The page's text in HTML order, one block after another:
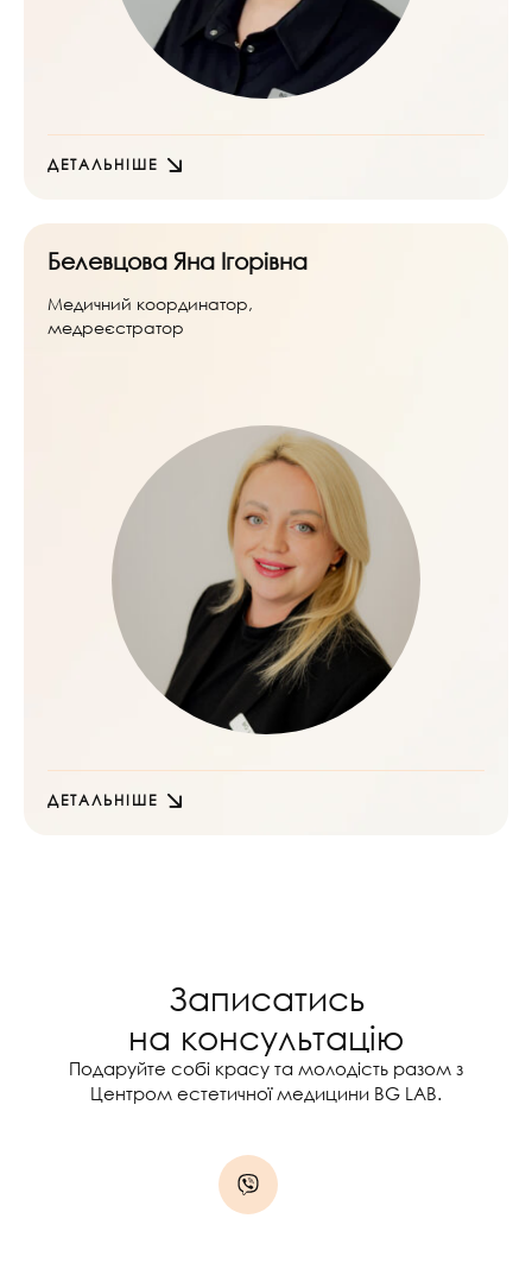
ДЕТАЛЬНІШЕ
Белевцова Яна Ігорівна
Медичний координатор,
медреєстратор
ДЕТАЛЬНІШЕ
Записатись
на консультацію
Подаруйте собі красу та молодість разом з
Центром естетичної медицини BG LAB.